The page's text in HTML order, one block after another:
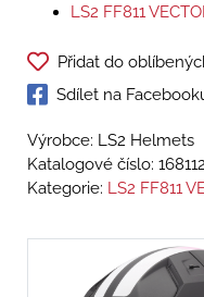
LS2 FF811
Přidat do
Sdílet na
Výrobce: LS2 Helmets
Katalogové číslo:
Kategorie: LS2 FF811